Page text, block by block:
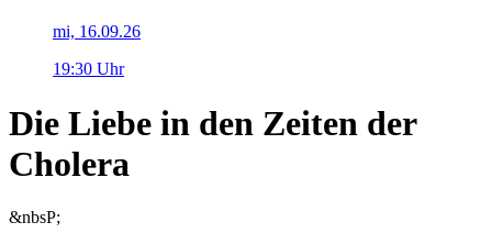
mi, 16.09.26
19:30 Uhr
Die Liebe in den Zeiten der
Cholera
&nbsP;